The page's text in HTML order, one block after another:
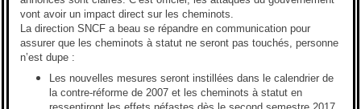
vont avoir un impact direct sur les cheminots.
La direction SNCF a beau se répandre en communication pour
assurer que les cheminots à statut ne seront pas touchés, personne
n’est dupe :
Les nouvelles mesures seront instillées dans le calendrier de
la contre-réforme de 2007 et les cheminots à statut en